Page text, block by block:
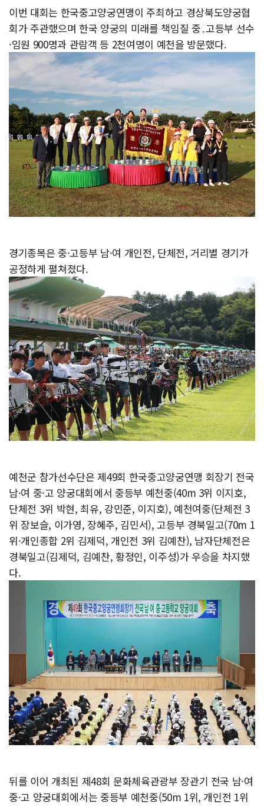
이번 대회는 한국중고양궁연맹이 주최하고 경상북도양궁협
회가 주관했으며 한국 양궁의 미래를 책임질 중․고등부 선수
·임원 900명과 관람객 등 2천여명이 예천을 방문했다.
경기종목은 중·고등부 남·여 개인전, 단체전, 거리별 경기가
공정하게 펼쳐졌다.
예천군 참가선수단은 제49회 한국중고양궁연맹 회장기 전국
남·여 중·고 양궁대회에서 중등부 예천중(40m 3위 이지호,
단체전 3위 박현, 최유, 강민준, 이지호), 예천여중(단체전 3
위 장보슬, 이가영, 장혜주, 김민서), 고등부 경북일고(70m 1
위·개인종합 2위 김제덕, 개인전 3위 김예찬), 남자단체전은
경북일고(김제덕, 김예찬, 황정인, 이주성)가 우승을 차지했
다.
뒤를 이어 개최된 제48회 문화체육관광부 장관기 전국 남·여
중·고 양궁대회에서는 중등부 예천중(50m 1위, 개인전 1위